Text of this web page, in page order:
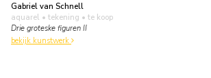
Gabriel van Schnell
aquarel • tekening • te koop
Drie groteske figuren II
bekijk kunstwerk